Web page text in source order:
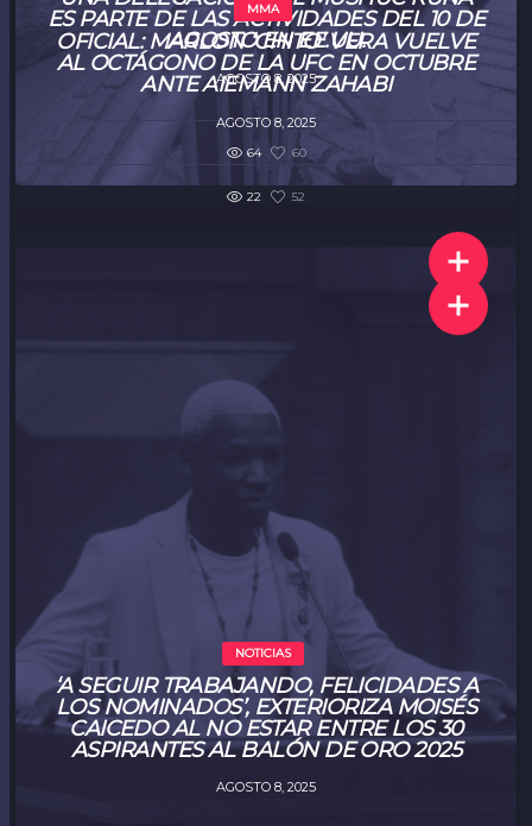
ES PARTE DE LAS ACTIVIDADES DEL 10 DE
AGOSTO EN EE.UU.
AGOSTO 8, 2025
64 60
MMA
OFICIAL: MARLON ‘CHITO’ VERA VUELVE
AL OCTÁGONO DE LA UFC EN OCTUBRE
ANTE AIEMANN ZAHABI
AGOSTO 8, 2025
22 52
NOTICIAS
‘A SEGUIR TRABAJANDO, FELICIDADES A
LOS NOMINADOS’, EXTERIORIZA MOISÉS
CAICEDO AL NO ESTAR ENTRE LOS 30
ASPIRANTES AL BALÓN DE ORO 2025
AGOSTO 8, 2025